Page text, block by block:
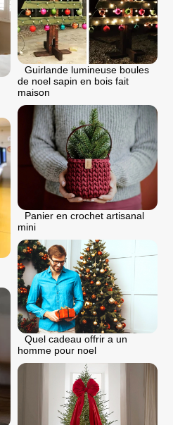
Guirlande lumineuse boules
de noel sapin en bois fait
maison
Panier en crochet artisanal
mini
Quel cadeau offrir a un
homme pour noel